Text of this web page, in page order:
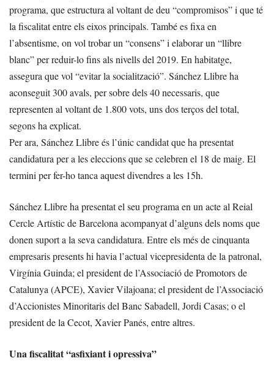
programa, que estructura al voltant de deu “compromisos” i que té
la fiscalitat entre els eixos principals. També es fixa en
l’absentisme, on vol trobar un “consens” i elaborar un “llibre
blanc” per reduir-lo fins als nivells del 2019. En habitatge,
assegura que vol “evitar la socialització”. Sánchez Llibre ha
aconseguit 300 avals, per sobre dels 40 necessaris, que
representen al voltant de 1.800 vots, uns dos terços del total,
segons ha explicat.
Per ara, Sánchez Llibre és l’únic candidat que ha presentat
candidatura per a les eleccions que se celebren el 18 de maig. El
termini per fer-ho tanca aquest divendres a les 15h.
Sánchez Llibre ha presentat el seu programa en un acte al Reial
Cercle Artístic de Barcelona acompanyat d’alguns dels noms que
donen suport a la seva candidatura. Entre els més de cinquanta
empresaris presents hi havia l’actual vicepresidenta de la patronal,
Virgínia Guinda; el president de l’Associació de Promotors de
Catalunya (APCE), Xavier Vilajoana; el president de l’Associació
d’Accionistes Minoritaris del Banc Sabadell, Jordi Casas; o el
president de la Cecot, Xavier Panés, entre altres.
Una fiscalitat “asfixiant i opressiva”